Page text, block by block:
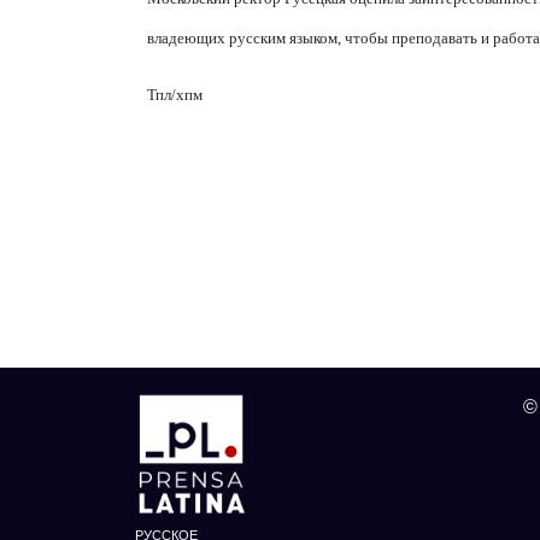
владеющих русским языком, чтобы преподавать и
Тпл/хпм
РУССКОЕ
©